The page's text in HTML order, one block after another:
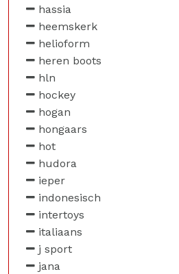
hassia
heemskerk
helioform
heren boots
hln
hockey
hogan
hongaars
hot
hudora
ieper
indonesisch
intertoys
italiaans
j sport
jana